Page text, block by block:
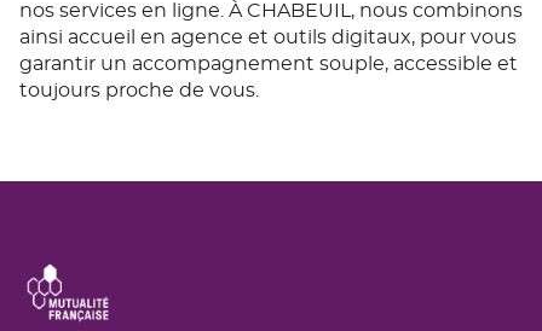
nos services en ligne. À CHABEUIL, nous combinons
ainsi accueil en agence et outils digitaux, pour vous
garantir un accompagnement souple, accessible et
toujours proche de vous.